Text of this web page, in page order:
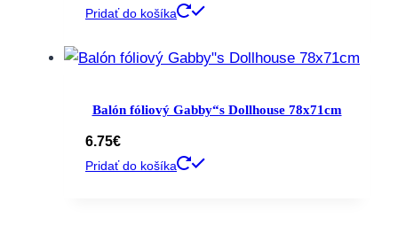
Pridať do košíka
Balón fóliový Gabby“s Dollhouse 78x71cm
6.75€
Pridať do košíka